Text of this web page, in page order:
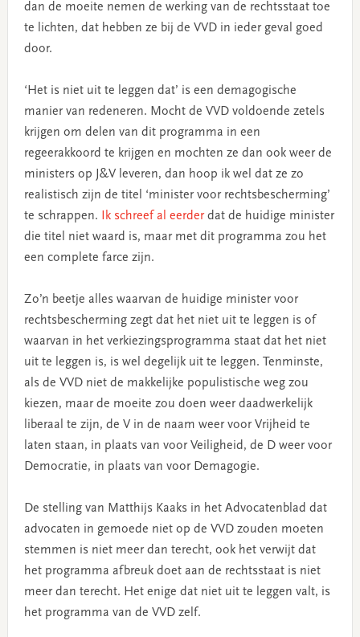
dan de moeite nemen de werking van de rechtsstaat toe
te lichten, dat hebben ze bij de VVD in ieder geval goed
door.
‘Het is niet uit te leggen dat’ is een demagogische
manier van redeneren. Mocht de VVD voldoende zetels
krijgen om delen van dit programma in een
regeerakkoord te krijgen en mochten ze dan ook weer de
ministers op J&V leveren, dan hoop ik wel dat ze zo
realistisch zijn de titel ‘minister voor rechtsbescherming’
te schrappen.
Ik schreef al eerderdat de huidige minister
die titel niet waard is, maar met dit programma zou het
een complete farce zijn.
Zo’n beetje alles waarvan de huidige minister voor
rechtsbescherming zegt dat het niet uit te leggen is of
waarvan in het verkiezingsprogramma staat dat het niet
uit te leggen is, is wel degelijk uit te leggen. Tenminste,
als de VVD niet de makkelijke populistische weg zou
kiezen, maar de moeite zou doen weer daadwerkelijk
liberaal te zijn, de V in de naam weer voor Vrijheid te
laten staan, in plaats van voor Veiligheid, de D weer voor
Democratie, in plaats van voor Demagogie.
De stelling van Matthijs Kaaks in het Advocatenblad dat
advocaten in gemoede niet op de VVD zouden moeten
stemmen is niet meer dan terecht, ook het verwijt dat
het programma afbreuk doet aan de rechtsstaat is niet
meer dan terecht. Het enige dat niet uit te leggen valt, is
het programma van de VVD zelf.